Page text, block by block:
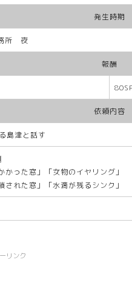
発生時期
所 夜
報酬
依頼内容
島津と話す
かった窓」「女物のイヤリング」
された窓」「水滴が残るシンク」
リンク